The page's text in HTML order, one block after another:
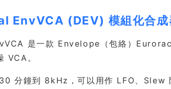
EnvVCA (DEV) 模組化合成
是一款 Envelope（包絡）
VCA。
分鐘到 8kHz，可以用作 LFO、